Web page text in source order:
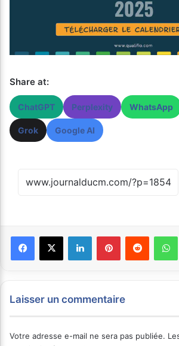
Share at:
ChatGPT Perplexity WhatsApp
Grok Google AI
Laisser un commentaire
Votre adresse e-mail ne sera pas publiée.